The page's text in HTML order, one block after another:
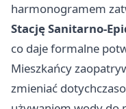
harmonogramem
Stację Sanitarno-
co daje formalne
Mieszkańcy
zmieniać